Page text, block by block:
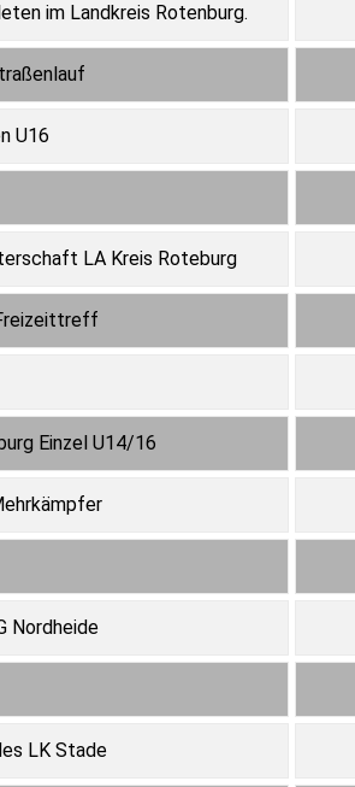
im Landkreis Rotenburg.
U16
LA Kreis Roteburg
Einzel U14/16
Nordheide
LK Stade